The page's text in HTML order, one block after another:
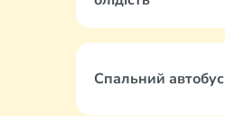
Спальний автобус